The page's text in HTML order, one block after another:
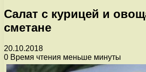
Салат с курицей и
сметане
20.10.2018
0 Время чтения меньше минуты